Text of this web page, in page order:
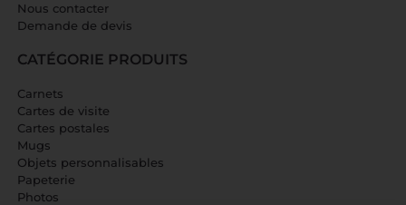
Nous contacter
Demande de devis
CATÉGORIE PRODUITS
Carnets
Cartes de visite
Cartes postales
Mugs
Objets personnalisables
Papeterie
Photos